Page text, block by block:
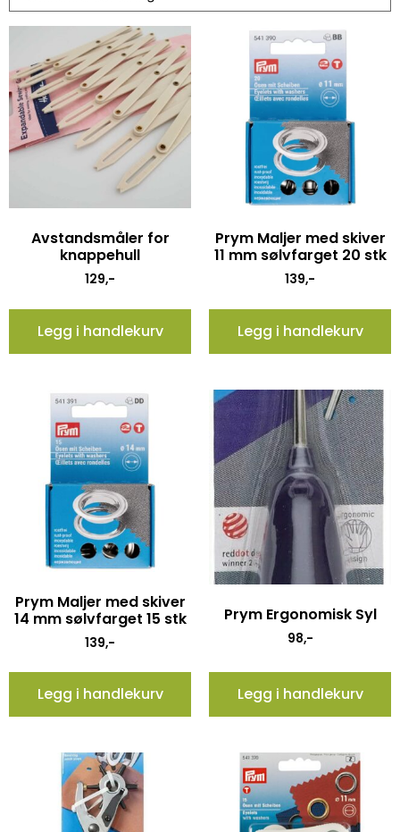
Avstandsmåler for
knappehull
129,-
Legg i handlekurv
Prym Maljer med skiver
11 mm sølvfarget 20 stk
139,-
Legg i handlekurv
Prym Maljer med skiver
14 mm sølvfarget 15 stk
139,-
Legg i handlekurv
Prym Ergonomisk Syl
98,-
Legg i handlekurv